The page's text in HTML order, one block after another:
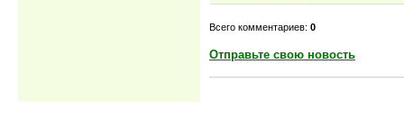
Всего комментариев: 0
Отправьте свою новость